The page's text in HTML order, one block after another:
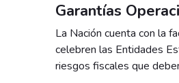
Garantías
La Nación cuenta con la
celebren las Entidades
riesgos fiscales que